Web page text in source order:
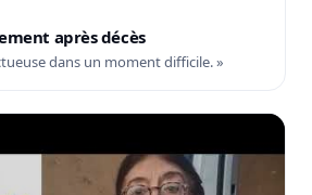
après décès
dans un moment difficile. »